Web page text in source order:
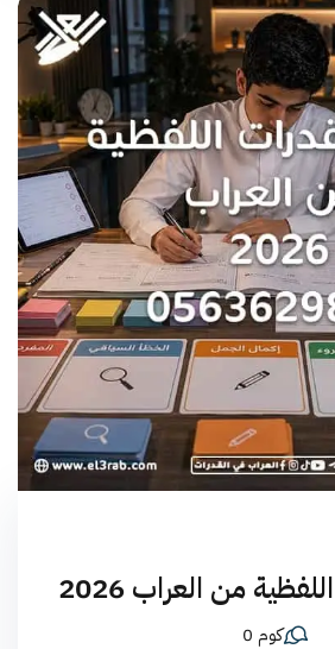
من العراب 2026
كوم 0